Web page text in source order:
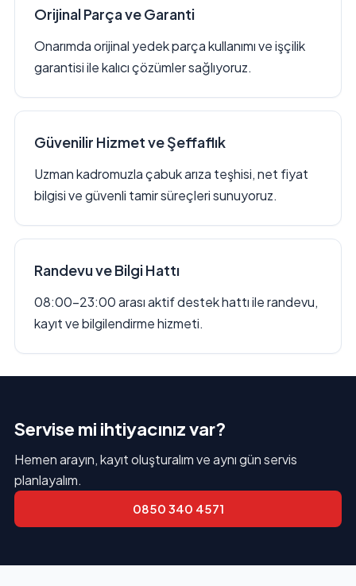
Orijinal Parça ve Garanti
Onarımda orijinal yedek parça kullanımı ve işçilik
garantisi ile kalıcı çözümler sağlıyoruz.
Güvenilir Hizmet ve Şeffaflık
Uzman kadromuzla çabuk arıza teşhisi, net fiyat
bilgisi ve güvenli tamir süreçleri sunuyoruz.
Randevu ve Bilgi Hattı
08:00–23:00 arası aktif destek hattı ile randevu,
kayıt ve bilgilendirme hizmeti.
Servise mi ihtiyacınız var?
Hemen arayın, kayıt oluşturalım ve aynı gün servis
planlayalım.
0850 340 4571